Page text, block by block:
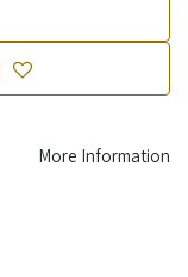
More Information